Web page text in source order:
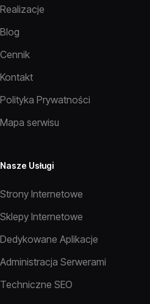
Realizacje
Blog
Cennik
Kontakt
Polityka Prywatności
Mapa serwisu
Nasze Usługi
Strony Internetowe
Sklepy Internetowe
Dedykowane Aplikacje
Administracja Serwerami
Techniczne SEO